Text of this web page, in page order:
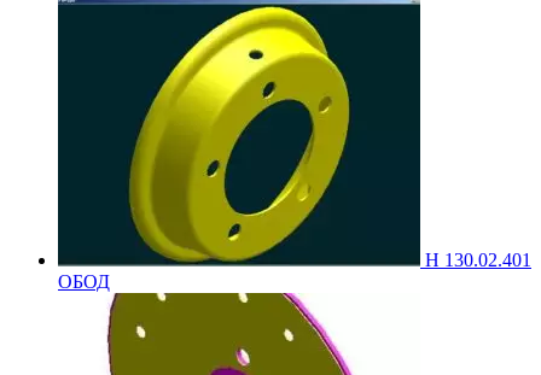
Н 130.02.401
ОБОД